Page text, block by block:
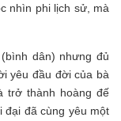
nhìn phi lịch sử, mà
dân) nhưng đủ
yêu đầu đời của bà
trở thành hoàng đế
đại đã cùng yêu một